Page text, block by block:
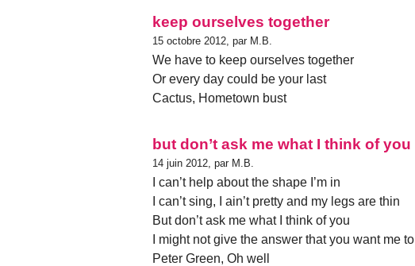
keep ourselves together
15 octobre 2012, par M.B.
We have to keep ourselves together
Or every day could be your last
Cactus, Hometown bust
but don’t ask me what I think of you
14 juin 2012, par M.B.
I can’t help about the shape I’m in
I can’t sing, I ain’t pretty and my legs are thin
But don’t ask me what I think of you
I might not give the answer that you want me to
Peter Green, Oh well